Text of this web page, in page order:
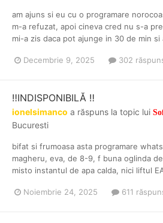
am ajuns si eu cu o programare
m-a refuzat, apoi cineva cred nu s-a
mi-a zis daca pot ajunge in 30 de min
Decembrie 9, 2025 302
‼️INDISPONIBILĂ ‼️
ionelsimanco a răspuns la topic lui
Bucuresti
bifat si frumoasa asta programare
magheru, eva, de 8-9, f buna oglinda
misto instantul de apa calda, nici liftul
Noiembrie 24, 2025 611